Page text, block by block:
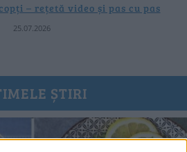
– rețetă video și pas cu pas
25.07.2026
ȘTIRI